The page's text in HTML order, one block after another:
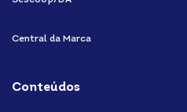
Central da Marca
Conteúdos